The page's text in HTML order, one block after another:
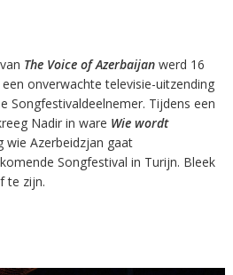
The Voice of Azerbaijanwerd 16
onverwachte televisie-uitzending
Songfestivaldeelnemer. Tijdens een
Nadir in ware Wie wordt
wie Azerbeidzjan gaat
Songfestival in Turijn. Bleek
te zijn.